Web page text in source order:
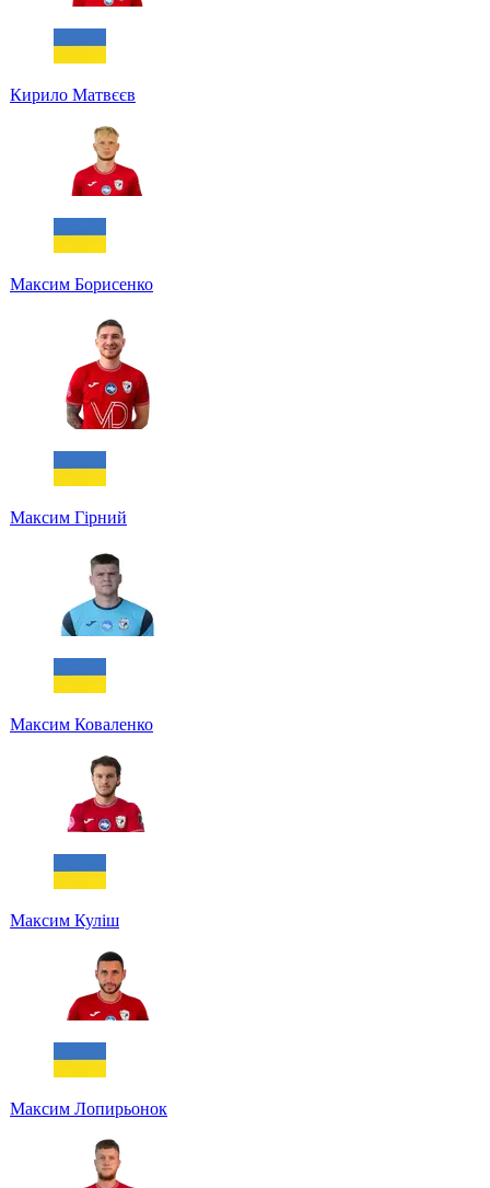
Кирило Матвєєв
Максим Борисенко
Максим Гірний
Максим Коваленко
Максим Куліш
Максим Лопирьонок